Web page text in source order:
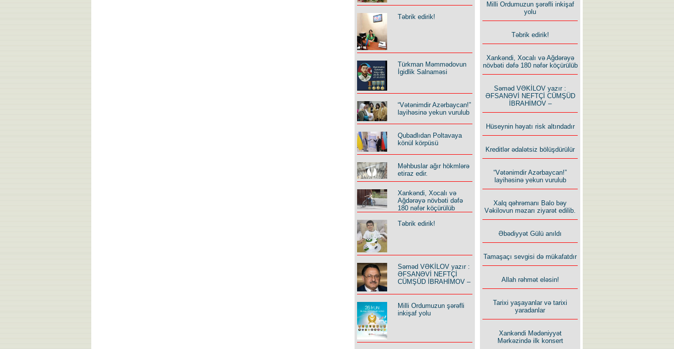
Təbrik edirik!
Türkman Məmmədovun
İgidlik Salnaməsi
“Vətənimdir Azərbaycan!”
layihəsinə yekun vurulub
Qubadlıdan Poltavaya
könül körpüsü
Məhbuslar ağır hökmlərə
etiraz edir.
Xankəndi, Xocalı və
Ağdərəyə növbəti dəfə
180 nəfər köçürülüb
Təbrik edirik!
Səməd VƏKİLOV yazır :
ƏFSANƏVİ NEFTÇİ
CÜMŞÜD İBRAHİMOV –
Milli Ordumuzun şərəfli
inkişaf yolu
Milli Ordumuzun şərəfli inkişaf
yolu
Təbrik edirik!
Xankəndi, Xocalı və Ağdərəyə
növbəti dəfə 180 nəfər köçürülüb
Səməd VƏKİLOV yazır :
ƏFSANƏVİ NEFTÇİ CÜMŞÜD
İBRAHİMOV –
Hüseynin həyatı risk altındadır
Kreditlər ədalətsiz bölüşdürülür
“Vətənimdir Azərbaycan!”
layihəsinə yekun vurulub
Xalq qəhrəmanı Balo bəy
Vəkilovun məzarı ziyarət edilib.
Əbədiyyət Gülü anıldı
Tamaşaçı sevgisi də mükafatdır
Allah rəhmət eləsin!
Tarixi yaşayanlar və tarixi
yaradanlar
Xankəndi Mədəniyyət
Mərkəzində ilk konsert